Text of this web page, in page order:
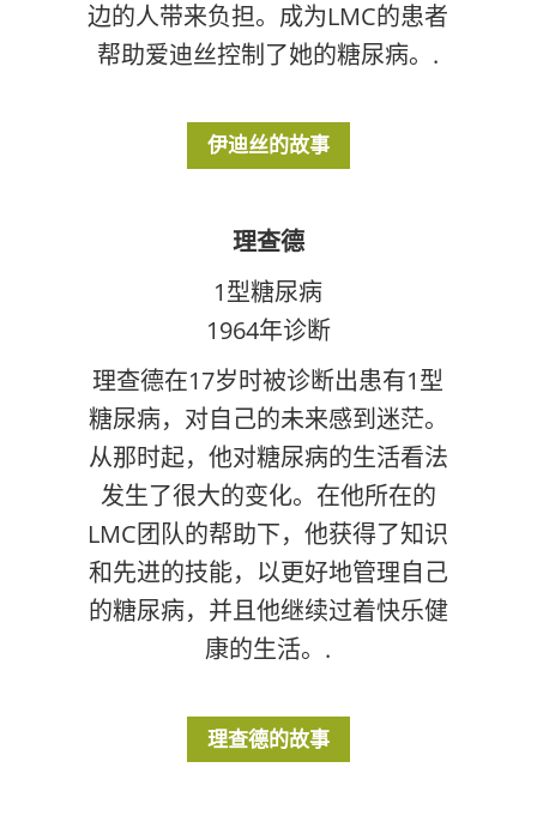
边的人带来负担。成为LMC的患者
帮助爱迪丝控制了她的糖尿病。.
伊迪丝的故事
理查德
1型糖尿病
1964年诊断
理查德在17岁时被诊断出患有1型
糖尿病，对自己的未来感到迷茫。
从那时起，他对糖尿病的生活看法
发生了很大的变化。在他所在的
LMC团队的帮助下，他获得了知识
和先进的技能，以更好地管理自己
的糖尿病，并且他继续过着快乐健
康的生活。.
理查德的故事